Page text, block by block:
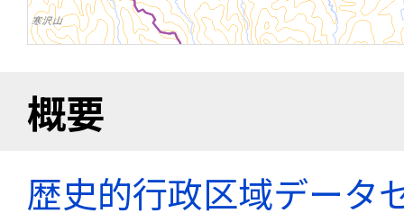
概要
歴史的行政区域データ